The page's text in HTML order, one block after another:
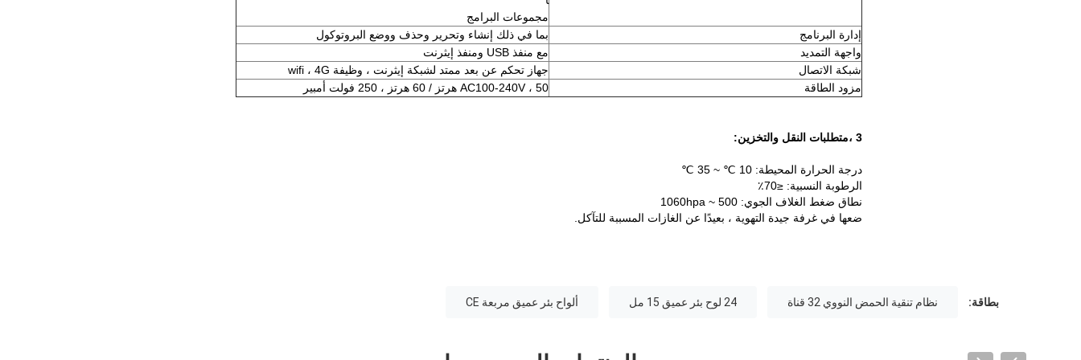
مجموعات البرامج
إدارة البرنامج
بما في ذلك إنشاء وتحرير وحذف ووضع البروتوكول
واجهة التمديد
مع منفذ USB ومنفذ إيثرنت
شبكة الاتصال
جهاز تحكم عن بعد ممتد لشبكة إيثرنت ، وظيفة wifi ، 4G
مزود الطاقة
AC100-240V ، 50 هرتز / 60 هرتز ، 250 فولت أمبير
3 ، متطلبات النقل والتخزين:
درجة الحرارة المحيطة: 10 ℃ ~ 35 ℃
الرطوبة النسبية: ≤70٪
نطاق ضغط الغلاف الجوي: 500 ~ 1060hpa
ضعها في غرفة جيدة التهوية ، بعيدًا عن الغازات المسببة للتآكل.
بطاقة: نظام تنقية الحمض النووي 32 قناة 24 لوح بئر عميق 15 مل ألواح بئر عميق مربعة CE